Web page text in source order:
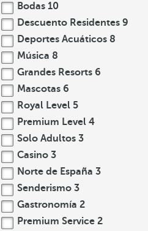
Bodas 10
Descuento Residentes 9
Deportes Acuáticos 8
Música 8
Grandes Resorts 6
Mascotas 6
Royal Level 5
Premium Level 4
Solo Adultos 3
Casino 3
Norte de España 3
Senderismo 3
Gastronomía 2
Premium Service 2